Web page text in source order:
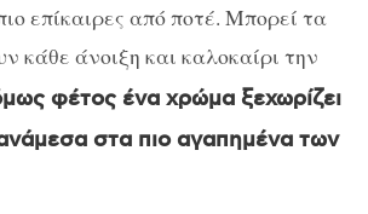
επίκαιρες από ποτέ. Μπορεί τα
κάθε άνοιξη και καλοκαίρι την
φέτος ένα χρώμα ξεχωρίζει
ανάμεσα στα πιο αγαπημένα των